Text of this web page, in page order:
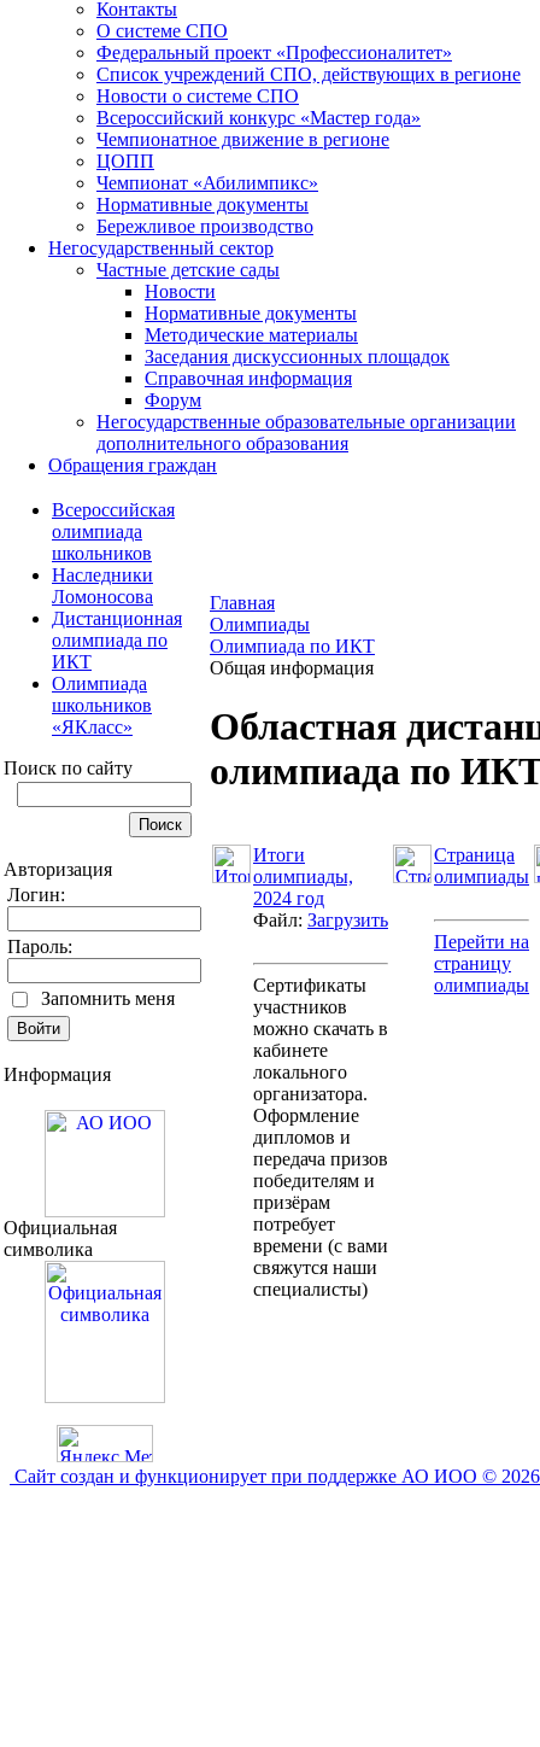
Контакты
О системе СПО
Федеральный проект «Профессионалитет»
Список учреждений СПО, действующих в регионе
Новости о системе СПО
Всероссийский конкурс «Мастер года»
Чемпионатное движение в регионе
ЦОПП
Чемпионат «Абилимпикс»
Нормативные документы
Бережливое производство
Негосударственный сектор
Частные детские сады
Новости
Нормативные документы
Методические материалы
Заседания дискуссионных площадок
Справочная информация
Форум
Негосударственные образовательные организации
дополнительного образования
Обращения граждан
Всероссийская
олимпиада
школьников
Наследники
Ломоносова
Дистанционная
олимпиада по
ИКТ
Олимпиада
школьников
«ЯКласс»
Поиск по сайту
Авторизация
Логин:
Пароль:
Запомнить меня
Информация
Официальная
символика
Главная
Олимпиады
Олимпиада по ИКТ
Общая информация
Областная
олимпиада по
Итоги
олимпиады,
2024 год
Файл: Загрузить
Сертификаты
участников
можно скачать в
кабинете
локального
организатора.
Оформление
дипломов и
передача призов
победителям и
призёрам
потребует
времени (с вами
свяжутся наши
специалисты)
Страница
олимпиады
Перейти на
страницу
олимпиады
Сайт создан и функционирует при поддержке АО ИОО © 2026